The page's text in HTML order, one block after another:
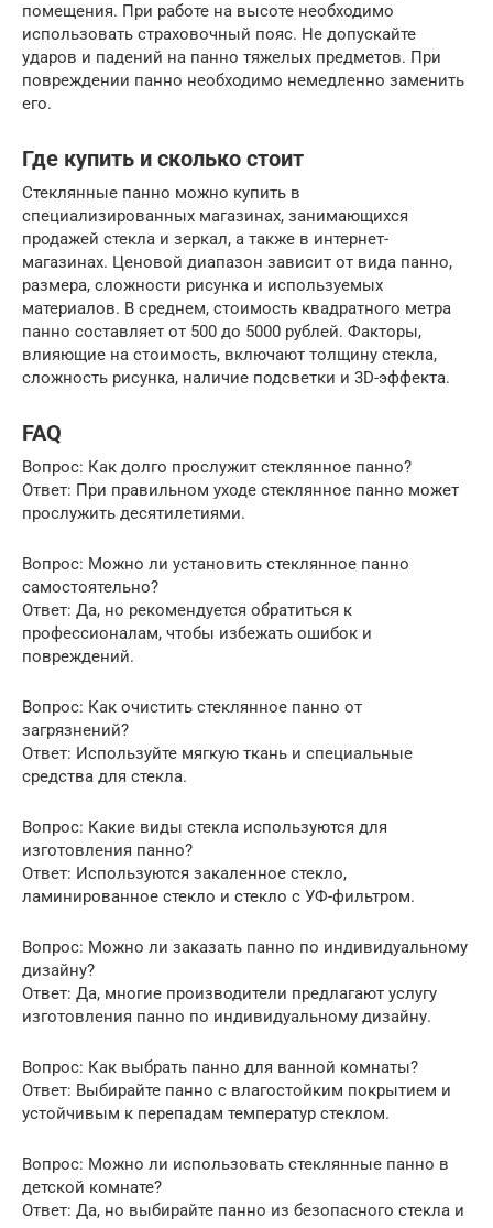
помещения. При работе на высоте необходимо
использовать страховочный пояс. Не допускайте
ударов и падений на панно тяжелых предметов. При
повреждении панно необходимо немедленно заменить
его.
Где купить и сколько стоит
Стеклянные панно можно купить в
специализированных магазинах, занимающихся
продажей стекла и зеркал, а также в интернет-
магазинах. Ценовой диапазон зависит от вида панно,
размера, сложности рисунка и используемых
материалов. В среднем, стоимость квадратного метра
панно составляет от 500 до 5000 рублей. Факторы,
влияющие на стоимость, включают толщину стекла,
сложность рисунка, наличие подсветки и 3D-эффекта.
FAQ
Вопрос: Как долго прослужит стеклянное панно?
Ответ: При правильном уходе стеклянное панно может
прослужить десятилетиями.
Вопрос: Можно ли установить стеклянное панно
самостоятельно?
Ответ: Да, но рекомендуется обратиться к
профессионалам, чтобы избежать ошибок и
повреждений.
Вопрос: Как очистить стеклянное панно от
загрязнений?
Ответ: Используйте мягкую ткань и специальные
средства для стекла.
Вопрос: Какие виды стекла используются для
изготовления панно?
Ответ: Используются закаленное стекло,
ламинированное стекло и стекло с УФ-фильтром.
Вопрос: Можно ли заказать панно по индивидуальному
дизайну?
Ответ: Да, многие производители предлагают услугу
изготовления панно по индивидуальному дизайну.
Вопрос: Как выбрать панно для ванной комнаты?
Ответ: Выбирайте панно с влагостойким покрытием и
устойчивым к перепадам температур стеклом.
Вопрос: Можно ли использовать стеклянные панно в
детской комнате?
Ответ: Да, но выбирайте панно из безопасного стекла и